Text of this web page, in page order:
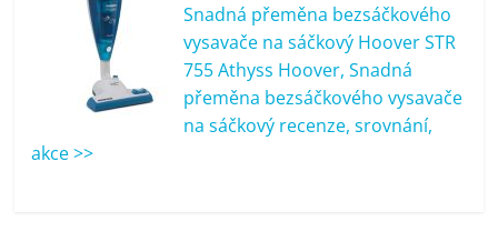
notebooky,
Snadná přeměna bezsáčkového
vysavače na sáčkový Hoover STR
755 Athyss Hoover, Snadná
přeměna bezsáčkového vysavače
na sáčkový recenze, srovnání,
akce >>